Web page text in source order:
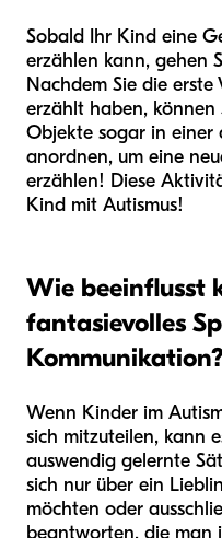
Sobald Ihr Kind eine
erzählen kann, gehen
Nachdem Sie die erste
erzählt haben, können
Objekte sogar in einer
anordnen, um eine
erzählen! Diese
Kind mit Autismus!
Wie beeinflusst
fantasievolles
Kommunikation?
Wenn Kinder im
sich mitzuteilen, kann
auswendig gelernte
sich nur über ein
möchten oder